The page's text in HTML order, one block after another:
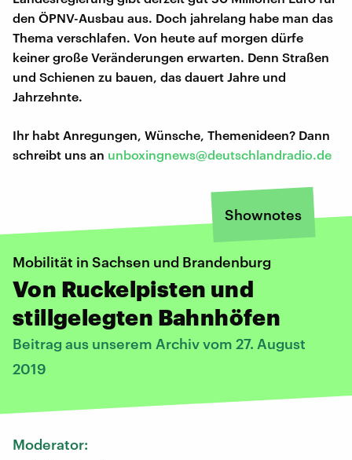
den ÖPNV-Ausbau aus. Doch jahrelang habe man das
Thema verschlafen. Von heute auf morgen dürfe
keiner große Veränderungen erwarten. Denn Straßen
und Schienen zu bauen, das dauert Jahre und
Jahrzehnte.
Ihr habt Anregungen, Wünsche, Themenideen? Dann
schreibt uns an unboxingnews@deutschlandradio.de
Shownotes
Mobilität in Sachsen und Brandenburg
Von Ruckelpisten und
stillgelegten Bahnhöfen
Beitrag aus unserem Archiv vom 27. August
2019
Moderator: